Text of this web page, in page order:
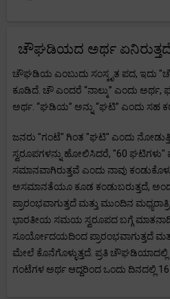
ಚೌಘಡಿಯದ ಅರ್ಥ
ಚೌಘಡಿಯ ಎಂಬುದು ಸಂಸ್ಕೃತ ಪದ, ಇದು
ಕೂಡಿದೆ. ಚೌ ಎಂದರೆ “ನಾಲ್ಕು” ಎಂದು
ಅರ್ಥ. “ಘಡಿಯ” ಅನ್ನು “ಘಟಿ” ಎಂದು ಸಹ
ಜನರು "ಗಂಟೆ" ಗಿಂತ "ಘಟಿ" ಎಂದು
ಸ್ವರೂಪಗಳನ್ನು ಹೋಲಿಸಿದರೆ, "60 ಘಟಿಗಳು"
ಸಮಾನವಾಗಿರುತ್ತವೆ ಎಂದು ನಾವು
ಅಸಮಾನತೆಯೂ ಕೂಡ ಕಂಡುಬರುತ್ತದೆ, ಅಂದರೆ
ಪ್ರಾರಂಭವಾಗುತ್ತದೆ ಮತ್ತು ಮುಂದಿನ ಮಧ್ಯರಾತ್ರಿ
ಭಾರತೀಯ ಸಮಯ ಸ್ವರೂಪದ ಬಗ್ಗೆ
ಸೂರ್ಯೋದಯದಿಂದ ಪ್ರಾರಂಭವಾಗುತ್ತದೆ
ಮೇಲೆ ಕೊನೆಗೊಳ್ಳುತ್ತದೆ. ಪ್ರತಿ
ಗಂಟೆಗಳ ಅರ್ಥ ಆದ್ದರಿಂದ ಒಂದು ದಿನದಲ್ಲಿ